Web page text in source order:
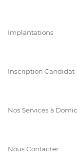
Implantations
Inscription Candidat
Nos Services à
Nous Contacter